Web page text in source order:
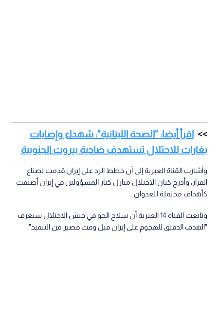
اقرأ أيضا: "الصحة اللبنانية": شهداء وإصابات
بغارات للاحتلال تستهدف ضاحية بيروت الجنوبية
وأشارت القناة العبرية إلى أن خطط الرد على إيران قدمت لصناع
القرار، وأدرج كيان الاحتلال منازل كبار المسؤولين في إيران أضيفت
كأهداف محتملة للعدوان..
وتابعت القناة 14 العبرية أن سلاح الجو في جيش الاحتلال سيعرف
"الهدف الدقيق للهجوم على إيران قبل وقت قصير من التنفيذ".